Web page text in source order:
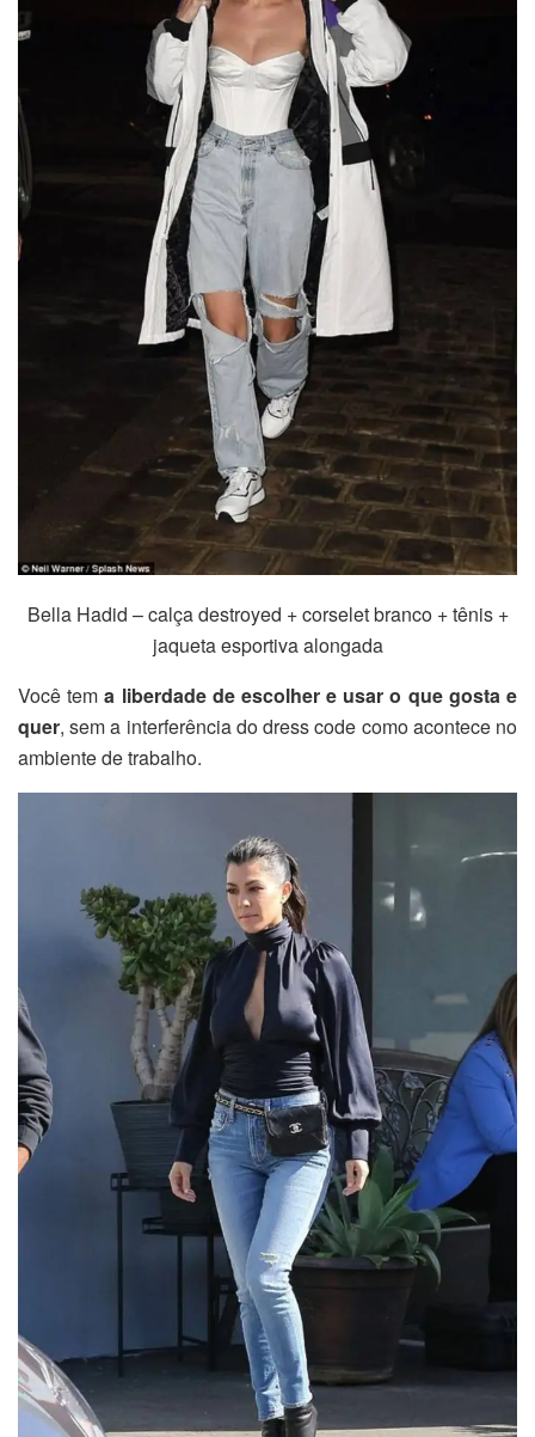
Bella Hadid – calça destroyed + corselet branco + tênis +
jaqueta esportiva alongada
Você tema liberdade de escolher e usar o que gosta e
quer, sem a interferência do dress code como acontece no
ambiente de trabalho.